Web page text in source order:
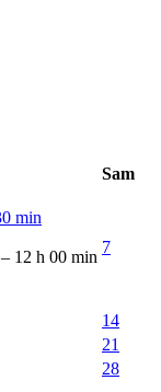
Sam
min
12 h 00 min
7
14
21
28